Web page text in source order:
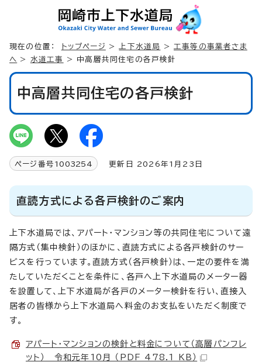
現在の位置： トップページ > 上下水道局 >工事等の事業者さま
へ > 水道工事 > 中高層共同住宅の各戸検針
中高層共同住宅の各戸検針
ページ番号 1003254 更新日 2026年1月23日
直読方式による各戸検針のご案内
上下水道局では、アパート・マンション等の共同住宅について遠
隔方式（集中検針）のほかに、直読方式による各戸検針のサー
ビスを行っています。直読方式（各戸検針）は、一定の要件を満
たしていただくことを条件に、各戸へ上下水道局のメーター器
を設置して、上下水道局が各戸のメーター検針を行い、直接入
居者の皆様から上下水道局へ料金のお支払をいただく制度で
す。
アパート・マンションの検針と料金について（高層パンフレ
ット）＿令和元年10月 （PDF 478.1 KB）